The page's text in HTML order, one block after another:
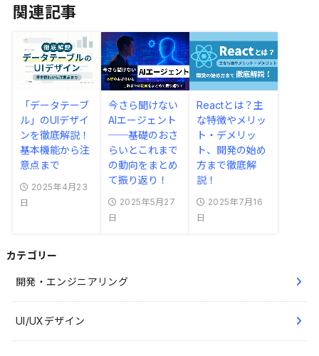
関連記事
「データテーブ
ル」のUIデザイ
ンを徹底解説！
基本機能から注
意点まで
2025年4月23
日
今さら聞けない
AIエージェント
──基礎のおさ
らいとこれまで
の動向をまとめ
て振り返り！
2025年5月27
日
Reactとは？主
な特徴やメリッ
ト・デメリッ
ト、開発の始め
方まで徹底解
説！
2025年7月16
日
カテゴリー
開発・エンジニアリング
UI/UXデザイン